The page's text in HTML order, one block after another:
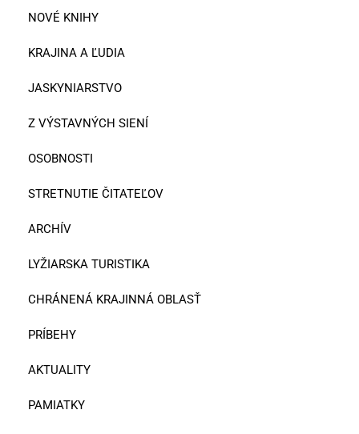
NOVÉ KNIHY
KRAJINA A ĽUDIA
JASKYNIARSTVO
Z VÝSTAVNÝCH SIENÍ
OSOBNOSTI
STRETNUTIE ČITATEĽOV
ARCHÍV
LYŽIARSKA TURISTIKA
CHRÁNENÁ KRAJINNÁ OBLASŤ
PRÍBEHY
AKTUALITY
PAMIATKY